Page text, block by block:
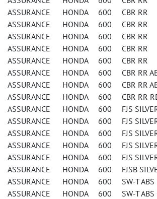
ASSURANCE HONDA 600 CBR RR
ASSURANCE HONDA 600 CBR RR
ASSURANCE HONDA 600 CBR RR
ASSURANCE HONDA 600 CBR RR
ASSURANCE HONDA 600 CBR RR
ASSURANCE HONDA 600 CBR RR
ASSURANCE HONDA 600 CBR RR
ASSURANCE HONDA 600 CBR RR
ASSURANCE HONDA 600 FJS
ASSURANCE HONDA 600 FJS
ASSURANCE HONDA 600 FJS SILVER
ASSURANCE HONDA 600 FJS SILVER
ASSURANCE HONDA 600 FJS SILVER
ASSURANCE HONDA 600 FJSB
ASSURANCE HONDA 600 SW-T ABS
ASSURANCE HONDA 600 SW-T ABS